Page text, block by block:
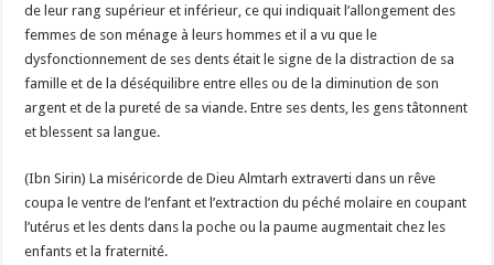
de leur rang supérieur et inférieur, ce qui indiquait l’allongement des
femmes de son ménage à leurs hommes et il a vu que le
dysfonctionnement de ses dents était le signe de la distraction de sa
famille et de la déséquilibre entre elles ou de la diminution de son
argent et de la pureté de sa viande. Entre ses dents, les gens tâtonnent
et blessent sa langue.
(Ibn Sirin) La miséricorde de Dieu Almtarh extraverti dans un rêve
coupa le ventre de l’enfant et l’extraction du péché molaire en coupant
l’utérus et les dents dans la poche ou la paume augmentait chez les
enfants et la fraternité.